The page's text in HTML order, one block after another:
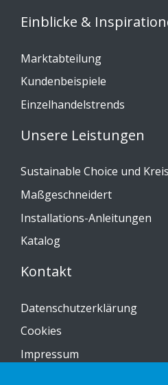
Einblicke &
Marktabteilung
Kundenbeispiele
Einzelhandelstrends
Unsere Leistungen
Sustainable Choice und
Maßgeschneidert
Installations-Anleitungen
Katalog
Kontakt
Datenschutzerklärung
Cookies
Impressum